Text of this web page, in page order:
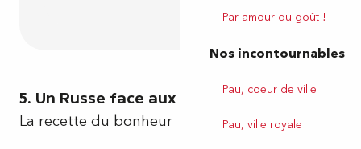
Par amour du goût !
Nos incontournables
Pau, coeur de ville
Pau, ville royale
5. Un Russe face aux Pyrénées
La recette du bonheur